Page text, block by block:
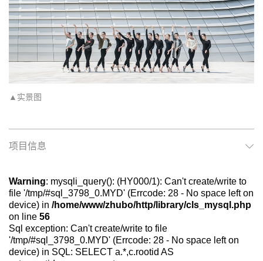
▲实景图
项目信息
Warning: mysqli_query(): (HY000/1): Can't create/write to
file '/tmp/#sql_3798_0.MYD' (Errcode: 28 - No space left on
device) in /home/www/zhubo/http/library/cls_mysql.php
on line 56
Sql exception: Can't create/write to file
'/tmp/#sql_3798_0.MYD' (Errcode: 28 - No space left on
device) in SQL: SELECT a.*,c.rootid AS